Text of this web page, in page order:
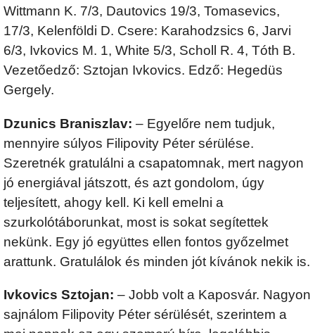
Wittmann K. 7/3, Dautovics 19/3, Tomasevics,
17/3, Kelenföldi D. Csere: Karahodzsics 6, Jarvi
6/3, Ivkovics M. 1, White 5/3, Scholl R. 4, Tóth B.
Vezetőedző: Sztojan Ivkovics. Edző: Hegedüs
Gergely.
Dzunics Braniszlav: – Egyelőre nem tudjuk,
mennyire súlyos Filipovity Péter sérülése.
Szeretnék gratulálni a csapatomnak, mert nagyon
jó energiával játszott, és azt gondolom, úgy
teljesített, ahogy kell. Ki kell emelni a
szurkolótáborunkat, most is sokat segítettek
nekünk. Egy jó együttes ellen fontos győzelmet
arattunk. Gratulálok és minden jót kívánok nekik is.
Ivkovics Sztojan: – Jobb volt a Kaposvár. Nagyon
sajnálom Filipovity Péter sérülését, szerintem a